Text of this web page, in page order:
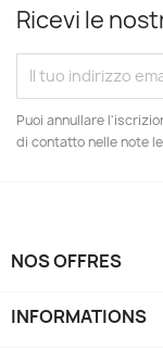
Ricevi le
Puoi annullare
di contatto nelle note
NOS OFFRES
INFORMATIONS